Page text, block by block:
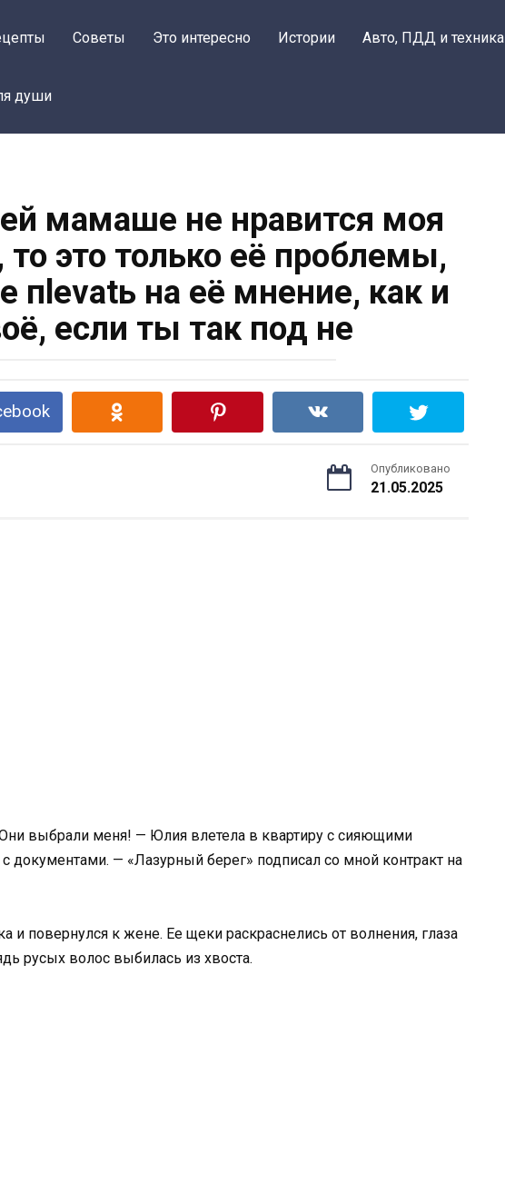
Советы Это интересно Истории Авто, ПДД и техника
души
мамаше не нравится моя
то это только её проблемы,
на её мнение, как и
если ты так под не
Опубликовано
21.05.2025
выбрали меня! — Юлия влетела в квартиру с сияющими
документами. — «Лазурный берег» подписал со мной контракт на
и повернулся к жене. Ее щеки раскраснелись от волнения, глаза
русых волос выбилась из хвоста.